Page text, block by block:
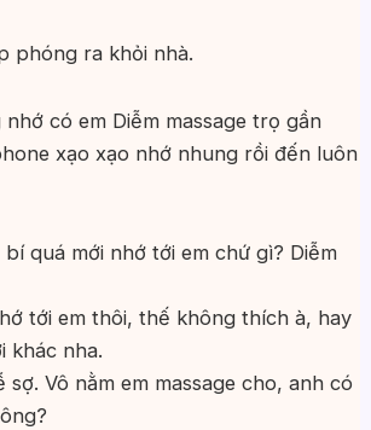
phóng ra khỏi nhà.
có em Diễm massage trọ gần
xạo xạo nhớ nhung rồi đến luôn
quá mới nhớ tới em chứ gì? Diễm
tới em thôi, thế không thích à, hay
khác nha.
Vô nằm em massage cho, anh có